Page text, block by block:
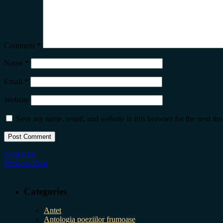
Comment *
Name *
Email *
Website
Save my name, email, and website in this browser for the next
Next Post
Previous Post
Categories
Antet
Antologia poeziilor frumoase